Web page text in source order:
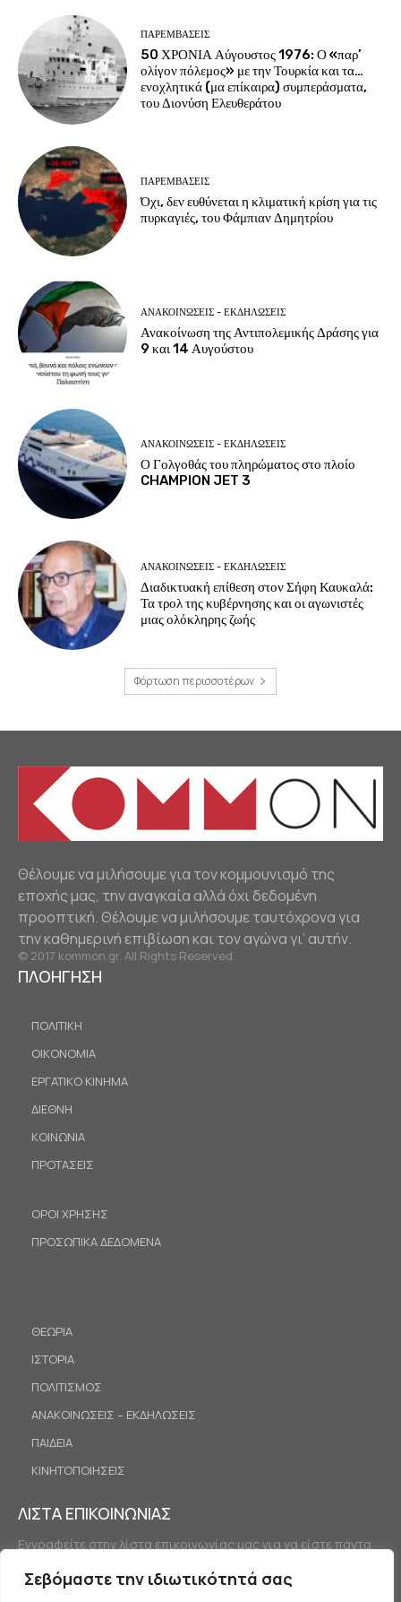
Σεβόμαστε την ιδιωτικότητά σας
ΠΑΡΕΜΒΑΣΕΙΣ
50 ΧΡΟΝΙΑ Αύγουστος 1976: Ο «παρ’
ολίγον πόλεμος» με την Τουρκία και τα…
ενοχλητικά (μα επίκαιρα) συμπεράσματα,
του Διονύση Ελευθεράτου
ΠΑΡΕΜΒΑΣΕΙΣ
Όχι, δεν ευθύνεται η κλιματική κρίση για τις
πυρκαγιές, του Φάμπιαν Δημητρίου
ΑΝΑΚΟΙΝΩΣΕΙΣ - ΕΚΔΗΛΩΣΕΙΣ
Ανακοίνωση της Αντιπολεμικής Δράσης για
9 και 14 Αυγούστου
ΑΝΑΚΟΙΝΩΣΕΙΣ - ΕΚΔΗΛΩΣΕΙΣ
Ο Γολγοθάς του πληρώματος στο πλοίο
CHAMPION JET 3
ΑΝΑΚΟΙΝΩΣΕΙΣ - ΕΚΔΗΛΩΣΕΙΣ
Διαδικτυακή επίθεση στον Σήφη Καυκαλά:
Τα τρολ της κυβέρνησης και οι αγωνιστές
μιας ολόκληρης ζωής
Φόρτωση περισσοτέρων
Θέλουμε να μιλήσουμε για τον κομμουνισμό της
εποχής μας, την αναγκαία αλλά όχι δεδομένη
προοπτική. Θέλουμε να μιλήσουμε ταυτόχρονα για
την καθημερινή επιβίωση και τον αγώνα γι’ αυτήν.
© 2017 kommon.gr. All Rights Reserved.
ΠΛΟΗΓΗΣΗ
ΠΟΛΙΤΙΚΗ
ΟΙΚΟΝΟΜΙΑ
ΕΡΓΑΤΙΚΟ ΚΙΝΗΜΑ
ΔΙΕΘΝΗ
ΚΟΙΝΩΝΙΑ
ΠΡΟΤΑΣΕΙΣ
ΟΡΟΙ ΧΡΗΣΗΣ
ΠΡΟΣΩΠΙΚΑ ΔΕΔΟΜΕΝΑ
ΘΕΩΡΙΑ
ΙΣΤΟΡΙΑ
ΠΟΛΙΤΙΣΜΟΣ
ΑΝΑΚΟΙΝΩΣΕΙΣ – ΕΚΔΗΛΩΣΕΙΣ
ΠΑΙΔΕΙΑ
ΚΙΝΗΤΟΠΟΙΗΣΕΙΣ
ΛΙΣΤΑ ΕΠΙΚΟΙΝΩΝΙΑΣ
Εγγραφείτε στην λίστα επικοινωνίας μας για να είστε πάντα